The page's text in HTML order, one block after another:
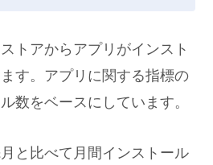
トアからアプリがインスト
す。アプリに関する指標の
数をベースにしています。
と比べて月間インストール